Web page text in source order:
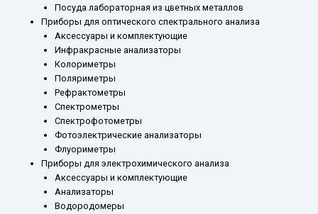
Посуда лабораторная из цветных металлов
Приборы для оптического спектрального анализа
Аксессуары и комплектующие
Инфракрасные анализаторы
Колориметры
Поляриметры
Рефрактометры
Спектрометры
Спектрофотометры
Фотоэлектрические анализаторы
Флуориметры
Приборы для электрохимического анализа
Аксессуары и комплектующие
Анализаторы
Водородомеры